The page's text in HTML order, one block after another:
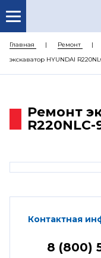
Главная Ремонт
экскаватор HYUNDAI
Ремонт
R220NLC-
Контактная
8 (800)